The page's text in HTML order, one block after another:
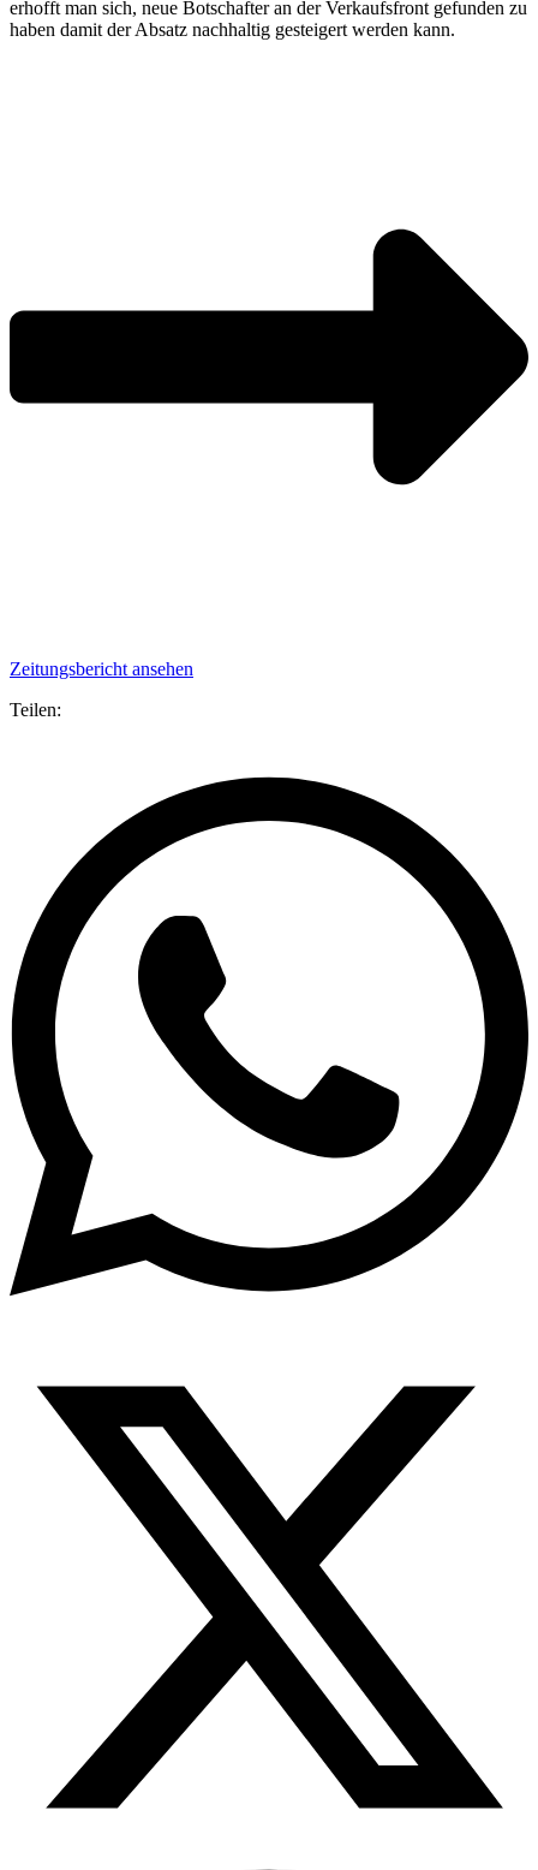
erhofft man sich, neue Botschafter an der Verkaufsfront gefunden zu
haben damit der Absatz nachhaltig gesteigert werden kann.
Zeitungsbericht ansehen
Teilen: